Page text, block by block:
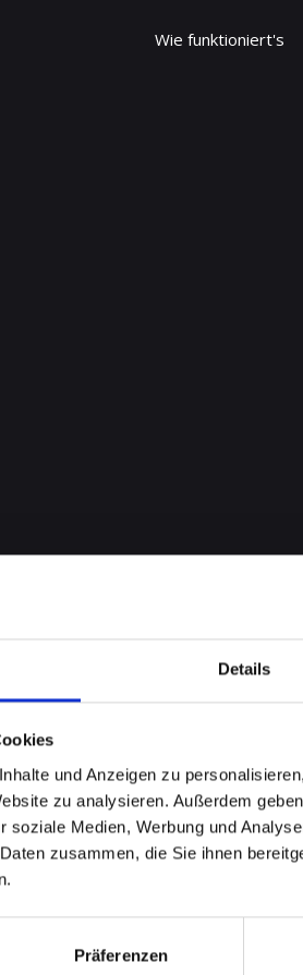
Details
und Anzeigen zu
zu analysieren. Außerdem
soziale Medien, Werbung und
zusammen, die Sie ihnen
Präferenzen
Wie funktioniert's
bei
PRO